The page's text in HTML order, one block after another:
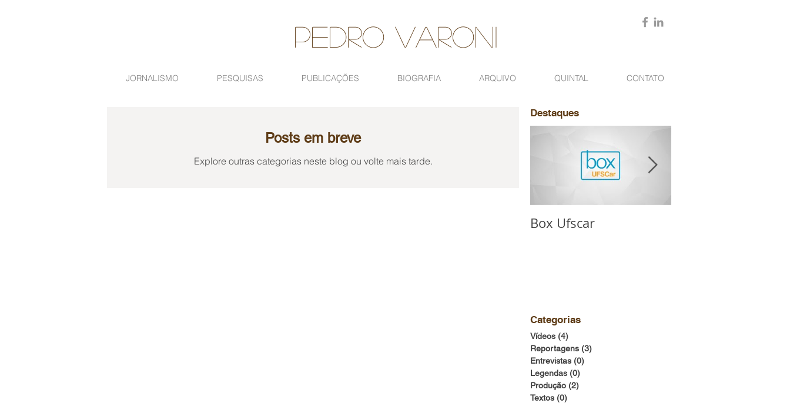
Pedro VAroni
JORNALISMO PESQUISAS PUBLICAÇÕES BIOGRAFIA ARQUIVO QUINTAL CONTATO
Posts em breve
Explore outras categorias neste blog ou volte mais tarde.
Destaques
Box Ufscar
Categorias
Vídeos (4)
Reportagens (3)
Entrevistas (0)
Legendas (0)
Produção (2)
Textos (0)